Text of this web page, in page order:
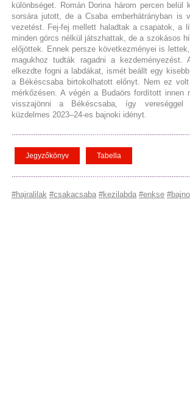
különbséget. Román Dorina három percen
sorsára jutott, de a Csaba emberhátrányban is
vezetést. Fej-fej mellett haladtak a csapatok, a
minden görcs nélkül játszhattak, de a szokásos
előjöttek. Ennek persze következményei is
magukhoz tudták ragadni a kezdeményezést.
elkezdte fogni a labdákat, ismét beállt egy
a Békéscsaba birtokolhatott előnyt. Nem ez
mérkőzésen. A végén a Budaörs fordított innen
visszajönni a Békéscsaba, így
küzdelmes 2023–24-es bajnoki idényt.
Jegyzőkönyv Tabella
#hajralilak #csakacsaba #kezilabda #enkse